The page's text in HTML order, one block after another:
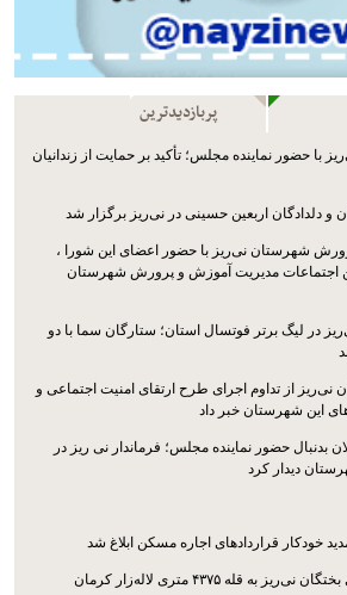
پربازدیدترین
با حضور نماینده مجلس؛ تأکید بر حمایت از زندانیان
و دلدادگان اربعین حسینی در نی‌ریز برگزار شد
شهرستان نی‌ریز با حضور اعضای این شورا ،
در سالن اجتماعات مدیریت آموزش و پرورش شهرستان
در لیگ برتر فوتسال استان؛ ستارگان سما با دو
نی‌ریز از تداوم اجرای طرح ارتقای امنیت اجتماعی و
این شهرستان خبر داد
بدنبال حضور نماینده مجلس؛ فرماندار نی ریز در
دیدار کرد
خودکار قراردادهای اجاره مسکن ابلاغ شد
قله ۴۳۷۵ متری لاله‌زار کرمان